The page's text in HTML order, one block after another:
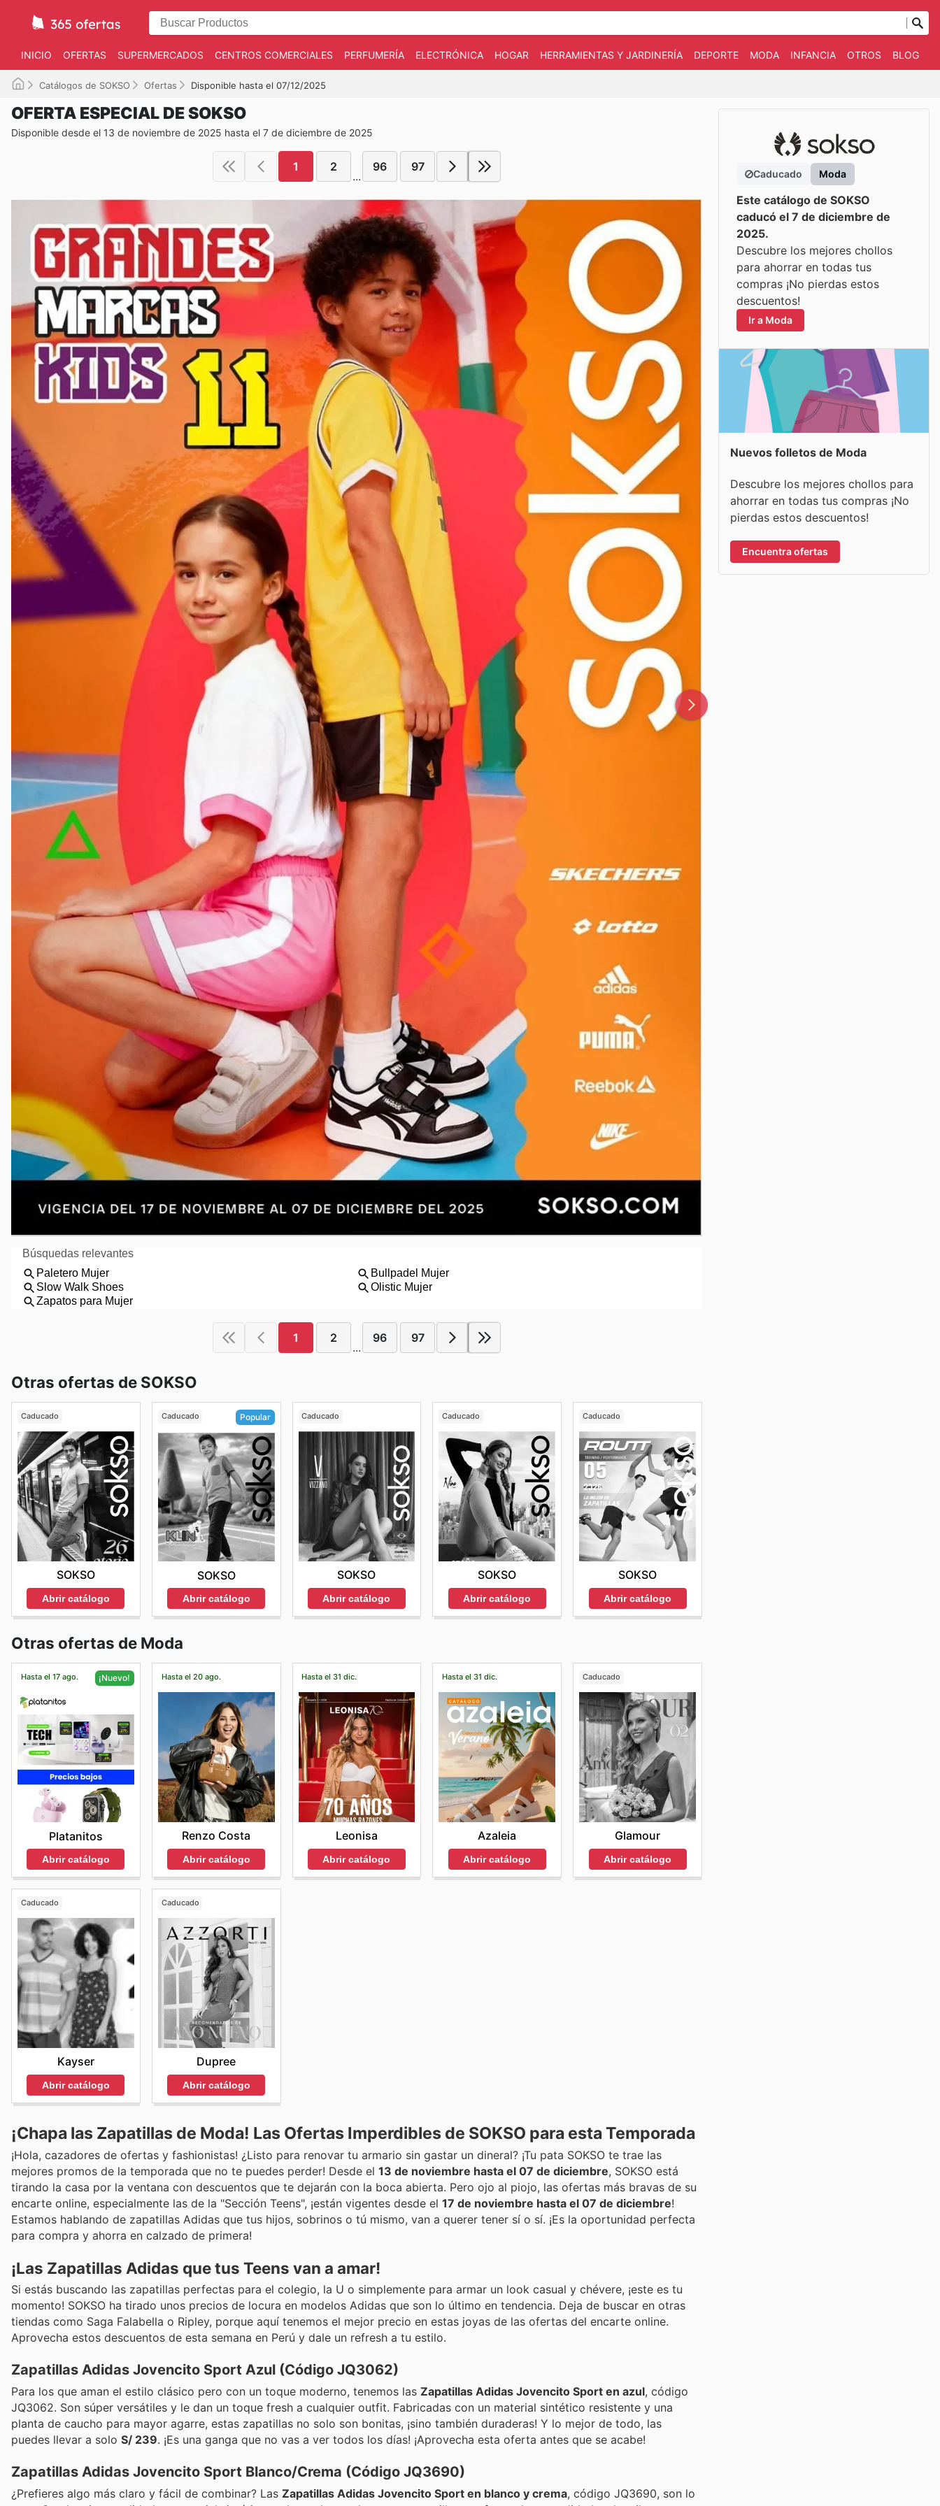
INICIO OFERTAS SUPERMERCADOS CENTROS COMERCIALES PERFUMERÍA ELECTRÓNICA HOGAR HERRAMIENTAS Y JARDINERÍA DEPORTE MODA INFANCIA OTROS BLOG
Catálogos de SOKSO Ofertas Disponible hasta el 07/12/2025
OFERTA ESPECIAL DE SOKSO
Disponible desde el 13 de noviembre de 2025 hasta el 7 de diciembre de 2025
1 2
...
96 97
1 2
...
96 97
Otras ofertas de SOKSO
Caducado
SOKSO
Abrir catálogo
Caducado Popular
SOKSO
Abrir catálogo
Caducado
SOKSO
Abrir catálogo
Caducado
SOKSO
Abrir catálogo
Caducado
SOKSO
Abrir catálogo
Otras ofertas de Moda
Hasta el 17 ago. ¡Nuevo!
Platanitos
Abrir catálogo
Hasta el 20 ago.
Renzo Costa
Abrir catálogo
Hasta el 31 dic.
Leonisa
Abrir catálogo
Hasta el 31 dic.
Azaleia
Abrir catálogo
Caducado
Glamour
Abrir catálogo
Caducado
Kayser
Abrir catálogo
Caducado
Dupree
Abrir catálogo
¡Chapa las Zapatillas de Moda! Las Ofertas Imperdibles de SOKSO para esta Temporada
¡Hola, cazadores de ofertas y fashionistas! ¿Listo para renovar tu armario sin gastar un dineral? ¡Tu pata SOKSO te trae las
mejores promos de la temporada que no te puedes perder! Desde el 13 de noviembre hasta el 07 de diciembre, SOKSO está
tirando la casa por la ventana con descuentos que te dejarán con la boca abierta. Pero ojo al piojo, las ofertas más bravas de su
encarte online, especialmente las de la "Sección Teens", ¡están vigentes desde el 17 de noviembre hasta el 07 de diciembre!
Estamos hablando de zapatillas Adidas que tus hijos, sobrinos o tú mismo, van a querer tener sí o sí. ¡Es la oportunidad perfecta
para compra y ahorra en calzado de primera!
¡Las Zapatillas Adidas que tus Teens van a amar!
Si estás buscando las zapatillas perfectas para el colegio, la U o simplemente para armar un look casual y chévere, ¡este es tu
momento! SOKSO ha tirado unos precios de locura en modelos Adidas que son lo último en tendencia. Deja de buscar en otras
tiendas como Saga Falabella o Ripley, porque aquí tenemos el mejor precio en estas joyas de las ofertas del encarte online.
Aprovecha estos descuentos de esta semana en Perú y dale un refresh a tu estilo.
Zapatillas Adidas Jovencito Sport Azul (Código JQ3062)
Para los que aman el estilo clásico pero con un toque moderno, tenemos las Zapatillas Adidas Jovencito Sport en azul, código
JQ3062. Son súper versátiles y le dan un toque fresh a cualquier outfit. Fabricadas con un material sintético resistente y una
planta de caucho para mayor agarre, estas zapatillas no solo son bonitas, ¡sino también duraderas! Y lo mejor de todo, las
puedes llevar a solo S/ 239. ¡Es una ganga que no vas a ver todos los días! ¡Aprovecha esta oferta antes que se acabe!
Zapatillas Adidas Jovencito Sport Blanco/Crema (Código JQ3690)
¿Prefieres algo más claro y fácil de combinar? Las Zapatillas Adidas Jovencito Sport en blanco y crema, código JQ3690, son lo
Caducado Moda
Este catálogo de SOKSO
caducó el 7 de diciembre de
2025.
Descubre los mejores chollos
para ahorrar en todas tus
compras ¡No pierdas estos
descuentos!
Ir a Moda
Nuevos folletos de Moda
Descubre los mejores chollos para
ahorrar en todas tus compras ¡No
pierdas estos descuentos!
Encuentra ofertas